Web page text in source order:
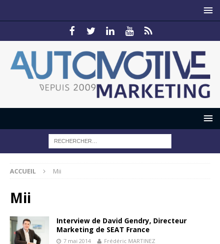
ACCUEIL Mii
Mii
Interview de David Gendry, Directeur
Marketing de SEAT France
7 mai 2014 Frédéric MARTINEZ